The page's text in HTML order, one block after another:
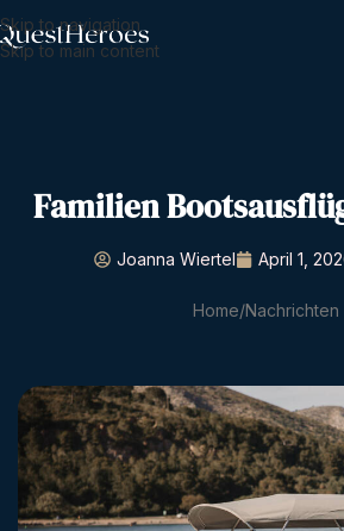
Skip to navigation
Skip to main content
Familien
Joanna Wiertel April 1,
Home Nachrichten